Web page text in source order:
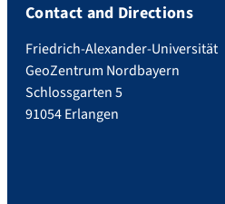
Contact and Directions
Friedrich-Alexander-Universität
GeoZentrum Nordbayern
Schlossgarten 5
91054 Erlangen